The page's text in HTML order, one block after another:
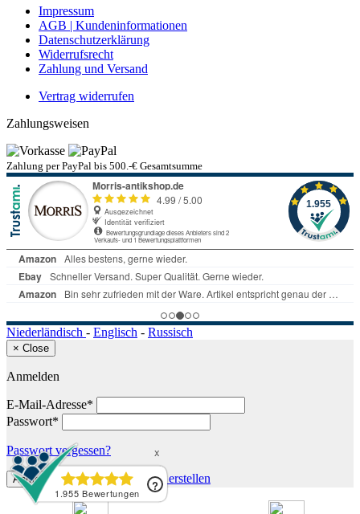
Impressum
AGB | Kundeninformationen
Datenschutzerklärung
Widerrufsrecht
Zahlung und Versand
Vertrag widerrufen
Zahlungsweisen
Zahlung per PayPal bis 500.-€ Gesamtsumme
Niederländisch - Englisch - Russisch
× Close
Anmelden
E-Mail-Adresse*
Passwort*
Passwort vergessen?
Anmelden oderneues Konto erstellen